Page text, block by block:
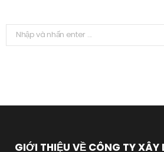
ì
ế
GIỚI THIỆU VỀ CÔNG TY